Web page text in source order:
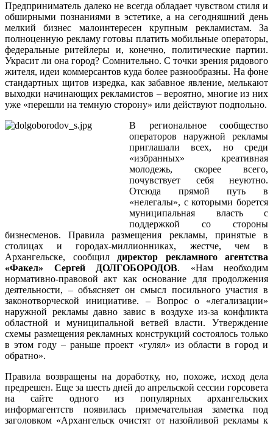
Предприниматель далеко не всегда обладает чувством стиля и
обширными познаниями в эстетике, а на сегодняшний день
мелкий бизнес малоинтересен крупным рекламистам. За
полноценную рекламу готовы платить мобильные операторы,
федеральные ритейлеры и, конечно, политические партии.
Украсит ли она город? Сомнительно. С точки зрения рядового
жителя, идеи коммерсантов куда более разнообразны. На фоне
стандартных щитов изредка, как забавное явление, мелькают
выходки начинающих рекламистов – вероятно, многие из них
уже «перешли на темную сторону» или действуют подпольно.
В региональное сообщество
операторов наружной рекламы
приглашали всех, но среди
«избранных» креативная
молодежь, скорее всего,
почувствует себя неуютно.
Отсюда прямой путь в
«нелегалы», с которыми борется
муниципальная власть с
поддержкой со стороны
бизнесменов. Правила размещения рекламы, принятые в
столицах и городах-миллионниках, жестче, чем в
Архангельске, сообщил директор рекламного агентства
«Факел» Сергей ДОЛГОБОРОДОВ. «Нам необходим
нормативно-правовой акт как основание для продолжения
деятельности, – объясняет он смысл посильного участия в
законотворческой инициативе. – Вопрос о «легализации»
наружной рекламы давно завис в воздухе из-за конфликта
областной и муниципальной ветвей власти. Утверждение
схемы размещения рекламных конструкций состоялось только
в этом году – раньше проект «гулял» из области в город и
обратно».
Правила возвращены на доработку, но, похоже, исход дела
предрешен. Еще за шесть дней до апрельской сессии горсовета
на сайте одного из популярных архангельских
информагентств появилась примечательная заметка под
заголовком «Архангельск очистят от назойливой рекламы к